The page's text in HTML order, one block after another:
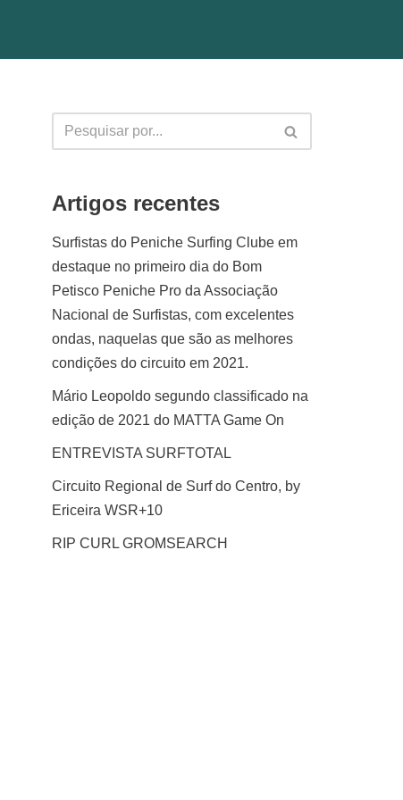
Artigos recentes
Surfistas do Peniche Surfing Clube em
destaque no primeiro dia do Bom
Petisco Peniche Pro da Associação
Nacional de Surfistas, com excelentes
ondas, naquelas que são as melhores
condições do circuito em 2021.
Mário Leopoldo segundo classificado na
edição de 2021 do MATTA Game On
ENTREVISTA SURFTOTAL
Circuito Regional de Surf do Centro, by
Ericeira WSR+10
RIP CURL GROMSEARCH